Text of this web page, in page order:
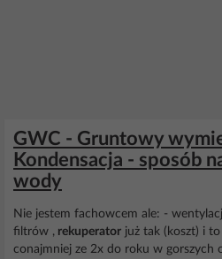
GWC - Gruntowy
Kondensacja - sposób
wody
Nie jestem fachowcem ale: -
filtrów , rekuperator już tak (koszt) i
conajmniej ze 2x do roku w gorszych